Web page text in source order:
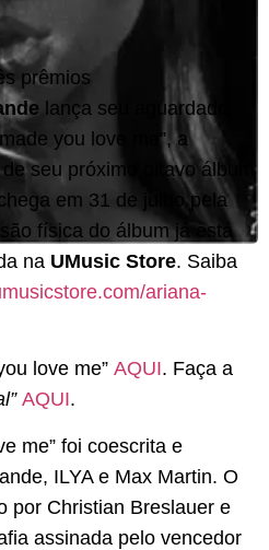
prêmios
lança seu aguardado
you love me”, a
seu próximo oitavo álbum
em 31 de julho pela
física do álbum já está
na UMusic Store. Saiba
ariana-
love me” AQUI. Faça a
AQUI.
me” foi coescrita e
ILYA e Max Martin. O
por Christian Breslauer e
assinada pelo vencedor